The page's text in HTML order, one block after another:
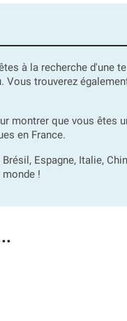
à la recherche d'une
Vous trouverez
montrer que vous êtes
en France.
Espagne, Italie,
!